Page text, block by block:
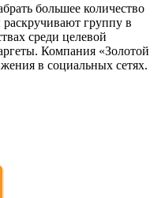
большее количество
группу в
среди целевой
Компания «Золотой
в социальных сетях.